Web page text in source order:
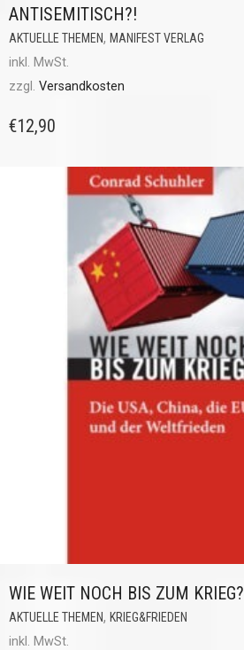
ANTISEMITISCH?!
AKTUELLE THEMEN, MANIFEST VERLAG
inkl. MwSt.
zzgl. Versandkosten
€12,90
WIE WEIT NOCH BIS ZUM KRIEG?
AKTUELLE THEMEN, KRIEG&FRIEDEN
inkl. MwSt.